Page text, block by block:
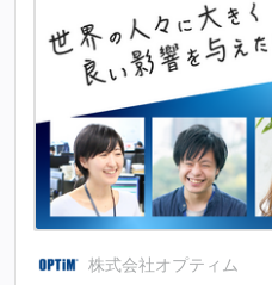
株式会社オプティム